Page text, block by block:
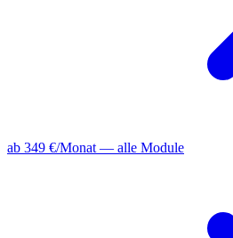
ab 349 €/Monat — alle Module